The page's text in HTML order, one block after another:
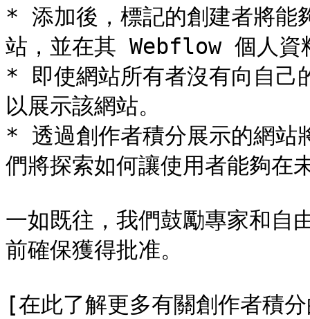
* 添加後，標記的創建者將
站，並在其 Webflow 個人資
* 即使網站所有者沒有向自己
以展示該網站。
* 透過創作者積分展示的網站
們將探索如何讓使用者能夠在
一如既往，我們鼓勵專家和自
前確保獲得批准。
[在此了解更多有關創作者積